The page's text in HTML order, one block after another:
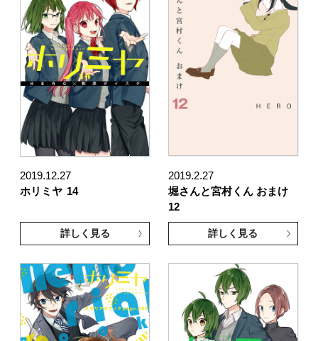
2019.12.27
ホリミヤ 14
詳しく見る
2019.2.27
堀さんと宮村くん おまけ
12
詳しく見る